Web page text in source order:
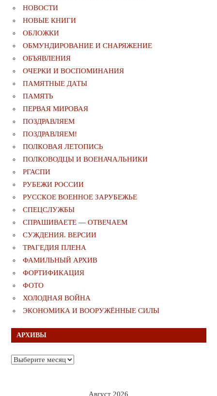
НОВОСТИ
НОВЫЕ КНИГИ
ОБЛОЖКИ
ОБМУНДИРОВАНИЕ И СНАРЯЖЕНИЕ
ОБЪЯВЛЕНИЯ
ОЧЕРКИ И ВОСПОМИНАНИЯ
ПАМЯТНЫЕ ДАТЫ
ПАМЯТЬ
ПЕРВАЯ МИРОВАЯ
ПОЗДРАВЛЯЕМ
ПОЗДРАВЛЯЕМ!
ПОЛКОВАЯ ЛЕТОПИСЬ
ПОЛКОВОДЦЫ И ВОЕНАЧАЛЬНИКИ
РГАСПИ
РУБЕЖИ РОССИИ
РУССКОЕ ВОЕННОЕ ЗАРУБЕЖЬЕ
СПЕЦСЛУЖБЫ
СПРАШИВАЕТЕ — ОТВЕЧАЕМ
СУЖДЕНИЯ. ВЕРСИИ
ТРАГЕДИЯ ПЛЕНА
ФАМИЛЬНЫЙ АРХИВ
ФОРТИФИКАЦИЯ
ФОТО
ХОЛОДНАЯ ВОЙНА
ЭКОНОМИКА И ВООРУЖЁННЫЕ СИЛЫ
АРХИВЫ
Архивы
Август 2026